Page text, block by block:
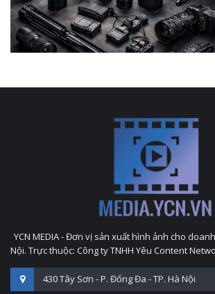
YCN MEDIA - Đơn vị sản xuất hình ảnh cho
Nội. Trực thuộc: Công ty TNHH Yêu Content
430 Tây Sơn - P. Đống Đa - TP. Hà Nội